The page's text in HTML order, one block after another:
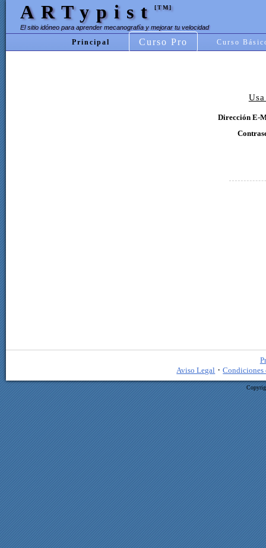
ARTypist [TM]
El sitio idóneo para aprender mecanografía y mejorar tu velocidad
Principal Curso Pro Curso
Dirección E-
Aviso Legal ·Condiciones